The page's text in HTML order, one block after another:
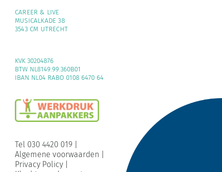
CAREER & LIVE
MUSICALKADE 38
3543 CM UTRECHT
KVK 30204876
BTW NL8149.99.360B01
IBAN NL04 RABO 0108 6470 64
Tel 030 4420 019|
Algemene voorwaarden
Privacy Policy|